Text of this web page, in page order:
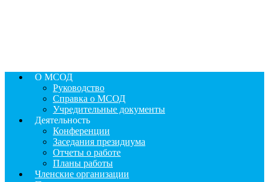
О МСОД
Руководство
Справка о МСОД
Учредительные документы
Деятельность
Конференции
Заседания президиума
Отчеты о работе
Планы работы
Членские организации